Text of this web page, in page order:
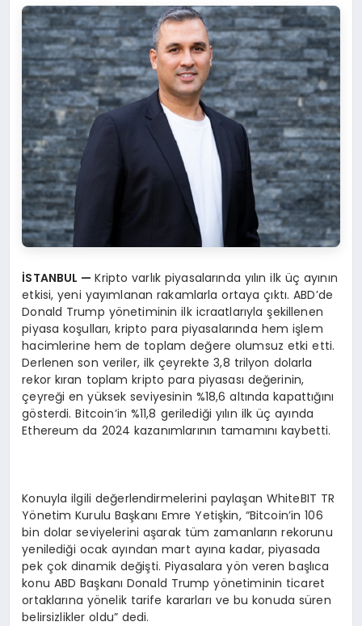
İSTANBUL —Kripto varlık piyasalarında yılın ilk üç ayının
etkisi, yeni yayımlanan rakamlarla ortaya çıktı. ABD’de
Donald Trump yönetiminin ilk icraatlarıyla şekillenen
piyasa koşulları, kripto para piyasalarında hem işlem
hacimlerine hem de toplam değere olumsuz etki etti.
Derlenen son veriler, ilk çeyrekte 3,8 trilyon dolarla
rekor kıran toplam kripto para piyasası değerinin,
çeyreği en yüksek seviyesinin %18,6 altında kapattığını
gösterdi. Bitcoin’in %11,8 gerilediği yılın ilk üç ayında
Ethereum da 2024 kazanımlarının tamamını kaybetti.
Konuyla ilgili değerlendirmelerini paylaşan WhiteBIT TR
Yönetim Kurulu Başkanı Emre Yetişkin, “Bitcoin’in 106
bin dolar seviyelerini aşarak tüm zamanların rekorunu
yenilediği ocak ayından mart ayına kadar, piyasada
pek çok dinamik değişti. Piyasalara yön veren başlıca
konu ABD Başkanı Donald Trump yönetiminin ticaret
ortaklarına yönelik tarife kararları ve bu konuda süren
belirsizlikler oldu” dedi.